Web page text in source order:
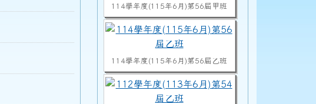
114學年度(115年6月)第56屆乙班
112學年度(113年6月)第54屆乙班